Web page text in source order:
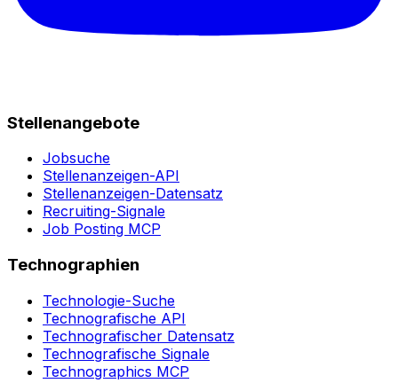
Stellenangebote
Jobsuche
Stellenanzeigen-API
Stellenanzeigen-Datensatz
Recruiting-Signale
Job Posting MCP
Technographien
Technologie-Suche
Technografische API
Technografischer Datensatz
Technografische Signale
Technographics MCP